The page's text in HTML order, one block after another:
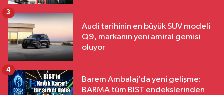
Audi tarihinin en büyük SUV modeli
Q9, markanın yeni amiral gemisi
oluyor
3
Barem Ambalaj’da yeni gelişme:
BARMA tüm BIST endekslerinden
4